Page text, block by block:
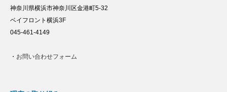
お問い合わせフォーム内の必要となる項目を入力いただ
かない場合は、人事採用において理究の資料送付／お問
提供を受けることはできません。
理究は、利用者が自身の個人情報に関して閲覧・修正・
神奈川県横浜市神奈川区金港町5-32
ベイフロント横浜3F
045-461-4149
・ お問い合わせフォーム